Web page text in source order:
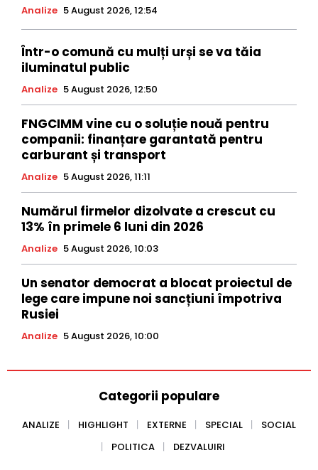
Analize 5 August 2026, 12:54
Într-o comună cu mulți urși se va tăia
iluminatul public
Analize 5 August 2026, 12:50
FNGCIMM vine cu o soluție nouă pentru
companii: finanțare garantată pentru
carburant și transport
Analize 5 August 2026, 11:11
Numărul firmelor dizolvate a crescut cu
13% în primele 6 luni din 2026
Analize 5 August 2026, 10:03
Un senator democrat a blocat proiectul de
lege care impune noi sancțiuni împotriva
Rusiei
Analize 5 August 2026, 10:00
Categorii populare
ANALIZE HIGHLIGHT EXTERNE SPECIAL
SOCIAL
POLITICA
DEZVALUIRI